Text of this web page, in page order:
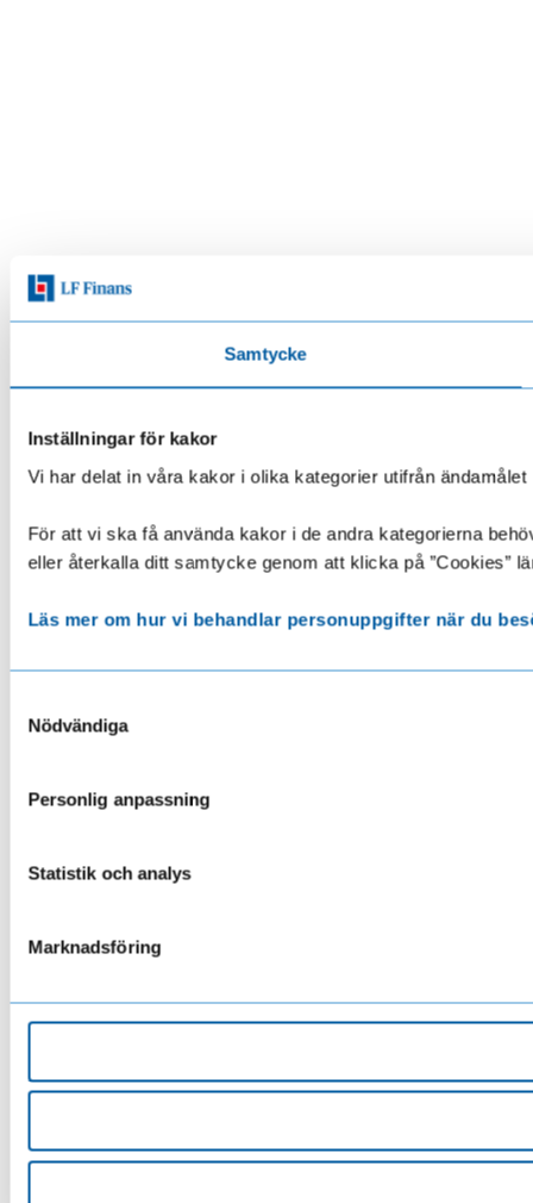
Samtycke
Inställningar för kakor
Vi har delat in våra kakor i olika kategorier utifrån
För att vi ska få använda kakor i de andra kategorierna
eller återkalla ditt samtycke genom att klicka på ”Cookies”
Läs mer om hur vi behandlar personuppgifter när du
Nödvändiga
Personlig anpassning
Statistik och analys
Marknadsföring